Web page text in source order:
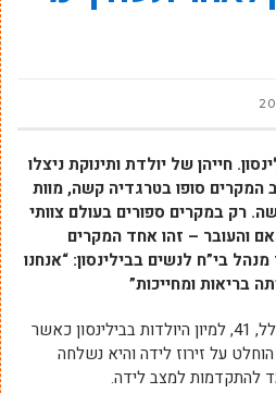
חייהן של יולדת ותינוקת ניצלו
סופו בטרגדיה קשה, מוות
רק במקרים ספורים בעולם צוותי
והעובר – זהו אחד המקרים
מנהל בי”ח לנשים בבילינסון: “אנחנו
בריאות ומחייכות”
לפני כעשרה ימים הגיע עינב הילל, 41, למיון היולדות בבילינסון כאשר
בשבוע 39+6. במיון הוחלט על זירוז לידה והיא נשלחה
להתקדמות למצב לידה.